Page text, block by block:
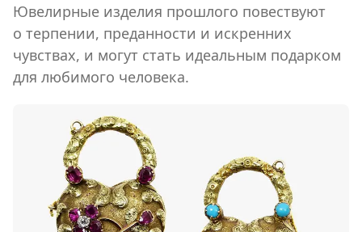
Ювелирные изделия прошлого повествуют
о терпении, преданности и искренних
чувствах, и могут стать идеальным подарком
для любимого человека.